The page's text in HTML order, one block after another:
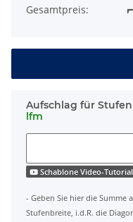
Gesamtpreis:
Aufschlag für
lfm
Schablone Video-
- Geben Sie hier die Summe
Stufenbreite, i.d.R. die